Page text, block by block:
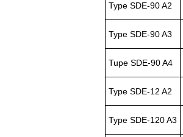
Type SDE-90 A2
Type SDE-90 A3
Tupe SDE-90 A4
Type SDE-12 A2
Type SDE-120 A3